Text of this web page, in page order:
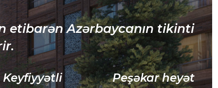
etibarən Azərbaycanın tikinti
Keyfiyyətli Peşəkar heyət